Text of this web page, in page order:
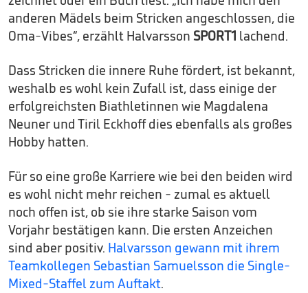
anderen Mädels beim Stricken angeschlossen, die
Oma-Vibes“, erzählt Halvarsson SPORT1 lachend.
Dass Stricken die innere Ruhe fördert, ist bekannt,
weshalb es wohl kein Zufall ist, dass einige der
erfolgreichsten Biathletinnen wie Magdalena
Neuner und Tiril Eckhoff dies ebenfalls als großes
Hobby hatten.
Für so eine große Karriere wie bei den beiden wird
es wohl nicht mehr reichen - zumal es aktuell
noch offen ist, ob sie ihre starke Saison vom
Vorjahr bestätigen kann. Die ersten Anzeichen
sind aber positiv. Halvarsson gewann mit ihrem
Teamkollegen Sebastian Samuelsson die Single-
Mixed-Staffel zum Auftakt.